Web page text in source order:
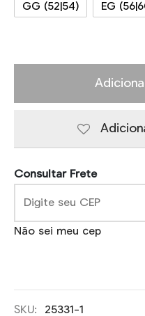
GG (52|54) EG
Consultar Frete
Não sei meu cep
SKU:
25331-1